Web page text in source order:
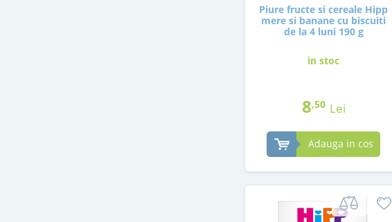
Piure fructe si cereale Hipp
mere si banane cu biscuiti
de la 4 luni 190 g
in stoc
8,50 Lei
Adauga in cos